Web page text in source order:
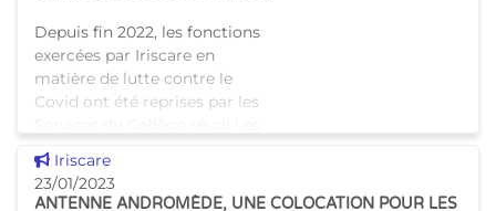
Depuis fin 2022, les fonctions
exercées par Iriscare en
matière de lutte contre le
Covid ont été reprises par les
circulaires et instructions,
publiées sur ce
Voir cette news
Iriscare
23/01/2023
ANTENNE ANDROMÈDE, UNE COLOCATION POUR LES